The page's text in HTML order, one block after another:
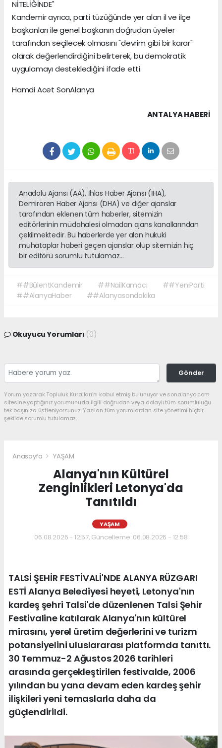
NİTELİĞİNDE"
Kandemir ayrıca, parti tüzüğünde yer alan il ve ilçe
başkanları ile genel başkanın doğrudan üyeler
tarafından seçilecek olmasını "devrim gibi bir karar"
olarak değerlendirdiğini belirterek, bu demokratik
uygulamayı desteklediğini ifade etti.
Hamdi Acet SonAlanya
ANTALYA HABERİ
Anadolu Ajansı (AA), İhlas Haber Ajansı (İHA),
Demirören Haber Ajansı (DHA) ve diğer ajanslar
tarafından eklenen tüm haberler, sitemizin
editörlerinin müdahalesi olmadan ajans kanallarından
çekilmektedir. Bu haberlerde yer alan hukuki
muhataplar haberi geçen ajanslar olup sitemizin hiç
bir editörü sorumlu tutulamaz...
##BülentKandemir ##NailKamacı
##YeniParti
##AlanyaHaber
##Alanyasondakika
Okuyucu Yorumları (0)
Gönder
Yorum yazarak Topluluk Kuralları’nı kabul etmiş bulunuyor ve sonalanya.com
sitesine yaptığınız yorumunuzla ilgili doğrudan veya dolaylı tüm sorumluluğu
tek başınıza üstleniyorsunuz. Yazılan tüm yorumlardan site yönetimi hiçbir
şekilde sorumlu tutulamaz.
Anasayfa YAŞAM
Alanya'nın Kültürel
Zenginlikleri Letonya'da
Tanıtıldı
YAŞAM
06.08.2026 - 12:57, Güncelleme: 06.08.2026 - 12:58
TALSİ ŞEHİR FESTİVALİ'NDE ALANYA RÜZGARI
ESTİ Alanya Belediyesi heyeti, Letonya'nın
kardeş şehri Talsi'de düzenlenen Talsi Şehir
Festivaline katılarak Alanya'nın kültürel
mirasını, yerel üretim değerlerini ve turizm
potansiyelini uluslararası platformda tanıttı.
30 Temmuz-2 Ağustos 2026 tarihleri
arasında gerçekleştirilen festivalde, 2006
yılından bu yana devam eden kardeş şehir
ilişkileri yeni temaslarla daha da
güçlendirildi.